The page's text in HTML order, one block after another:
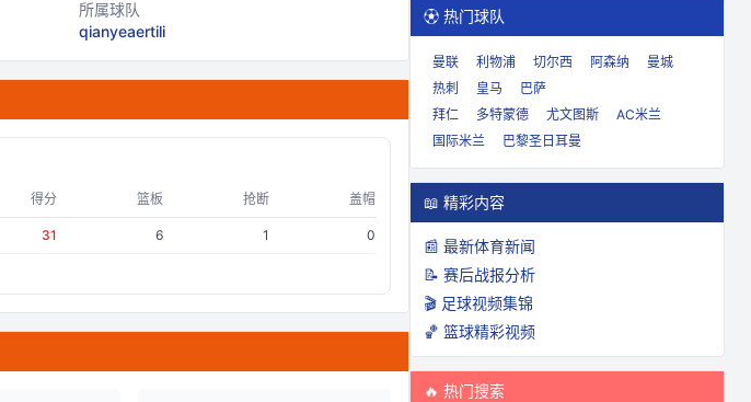
所属球队
qianyeaertili
得分 篮板 抢断 盖帽
31 6 1 0
⚽ 热门球队
曼联 利物浦 切尔西 阿森纳
曼城
热刺
皇马
巴萨
拜仁
多特蒙德 尤文图斯
AC米兰
国际米兰
巴黎圣日耳曼
📖 精彩内容
📰 最新体育新闻
📝 赛后战报分析
🎬 足球视频集锦
🏀 篮球精彩视频
🔥 热门搜索